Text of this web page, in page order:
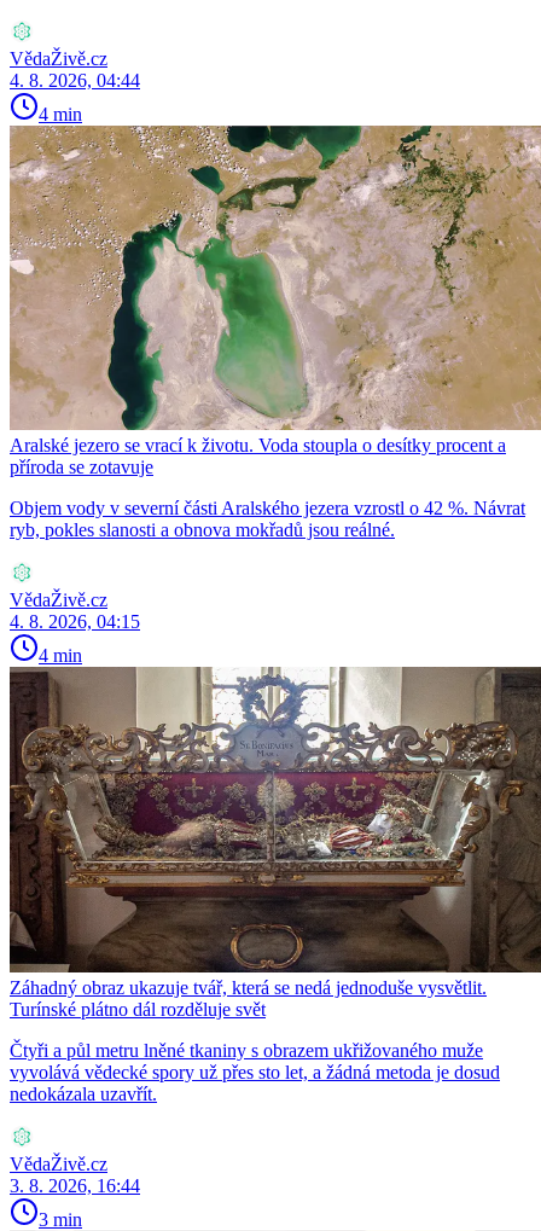
VědaŽivě.cz
4. 8. 2026, 04:44
4 min
Aralské jezero se vrací k životu. Voda stoupla o desítky procent a
příroda se zotavuje
Objem vody v severní části Aralského jezera vzrostl o 42 %. Návrat
ryb, pokles slanosti a obnova mokřadů jsou reálné.
VědaŽivě.cz
4. 8. 2026, 04:15
4 min
Záhadný obraz ukazuje tvář, která se nedá jednoduše vysvětlit.
Turínské plátno dál rozděluje svět
Čtyři a půl metru lněné tkaniny s obrazem ukřižovaného muže
vyvolává vědecké spory už přes sto let, a žádná metoda je dosud
nedokázala uzavřít.
VědaŽivě.cz
3. 8. 2026, 16:44
3 min